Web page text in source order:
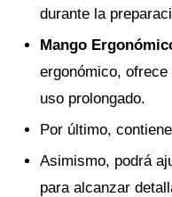
durante la
Mango
ergonómico,
uso prolongado.
Por último,
Asimismo, podrá
para alcanzar